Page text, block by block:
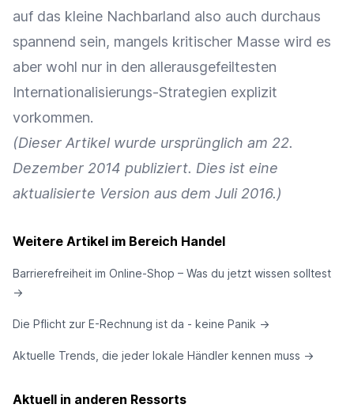
auf das kleine Nachbarland also auch durchaus
spannend sein, mangels kritischer Masse wird es
aber wohl nur in den allerausgefeiltesten
Internationalisierungs-Strategien explizit
vorkommen.
(Dieser Artikel wurde ursprünglich am 22.
Dezember 2014 publiziert. Dies ist eine
aktualisierte Version aus dem Juli 2016.)
Weitere Artikel im Bereich Handel
Barrierefreiheit im Online-Shop – Was du jetzt wissen solltest
→
Die Pflicht zur E-Rechnung ist da - keine Panik →
Aktuelle Trends, die jeder lokale Händler kennen muss →
Aktuell in anderen Ressorts